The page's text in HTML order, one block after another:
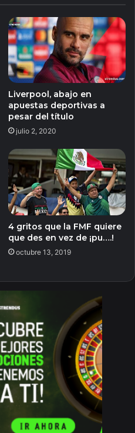
Liverpool, abajo en
apuestas deportivas a
pesar del título
julio 2, 2020
4 gritos que la FMF quiere
que des en vez de ¡pu….!
octubre 13, 2019